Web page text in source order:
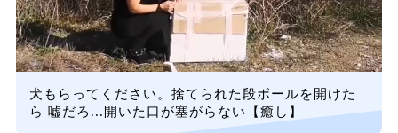
犬もらってください。捨てられた段ボールを開けた
ら 嘘だろ...開いた口が塞がらない【癒し】